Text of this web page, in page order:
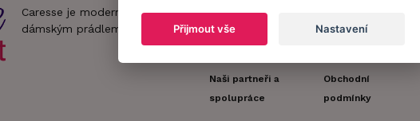
Caresse je moderní obchod s
dámským prádlem.
Caresse v
Naši partneři a
spolupráce
zákazníka
Obchodní
podmínky
Přijmout vše Nastavení